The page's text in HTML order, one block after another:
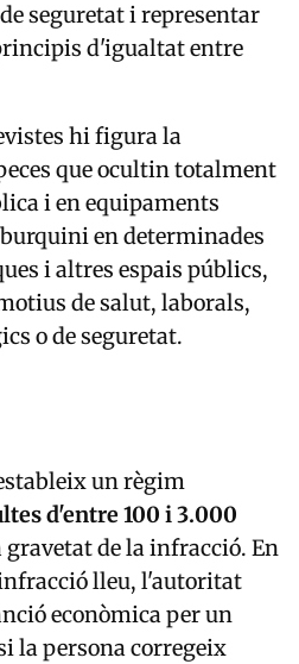
seguretat i representar
d'igualtat entre
hi figura la
que ocultin totalment
i en equipaments
en determinades
i altres espais públics,
de salut, laborals,
o de seguretat.
un règim
d'entre 100 i 3.000
gravetat de la infracció. En
lleu, l'autoritat
econòmica per un
la persona corregeix